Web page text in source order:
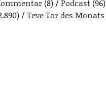
(8) Podcast(96)
Teve Tor des Monats